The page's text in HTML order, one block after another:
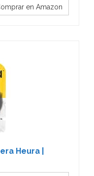
en Amazon
Heura |